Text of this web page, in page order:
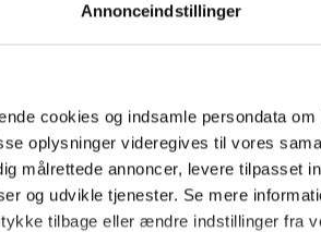
Annonceindstillinger
cookies og indsamle persondata
oplysninger videregives til vores
målrettede annoncer, levere tilpasset
og udvikle tjenester. Se mere
tilbage eller ændre indstillinger fra
fra 'Big Brother'-indvielsen
mobilkamera, men